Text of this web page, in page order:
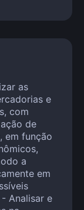
as
e
com
de
em função
a
em
Analisar e